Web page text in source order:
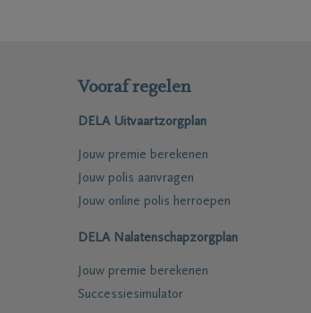
Vooraf regelen
DELA Uitvaartzorgplan
Jouw premie berekenen
Jouw polis aanvragen
Jouw online polis herroepen
DELA Nalatenschapzorgplan
Jouw premie berekenen
Successiesimulator